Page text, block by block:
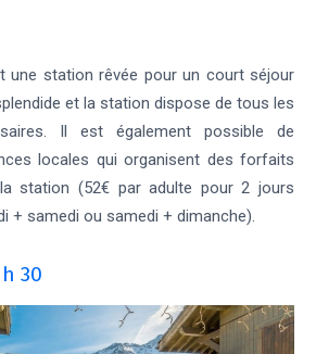
une station rêvée pour un court séjour
et la station dispose de tous les
Il est également possible de
locales qui organisent des forfaits
station (52€ par adulte pour 2 jours
+ samedi ou samedi + dimanche).
30